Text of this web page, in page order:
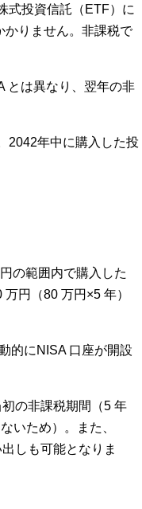
式投資信託（ETF）に
かりません。非課税で
とは異なり、翌年の非
2042年中に購入した投
の範囲内で購入した
円（80 万円×5 年）
的にNISA 口座が開設
の非課税期間（5 年
いため）。また、
しも可能となりま